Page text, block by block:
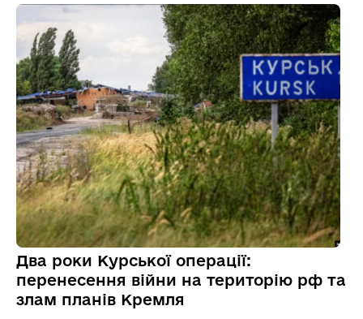
Два роки Курської операції:
перенесення війни на територію рф та
злам планів Кремля